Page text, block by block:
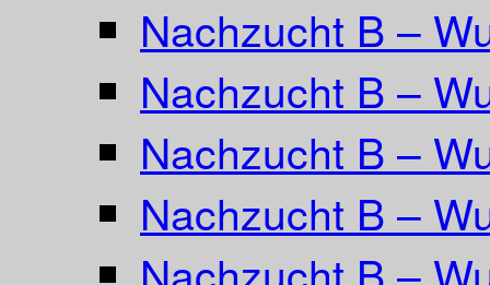
Nachzucht B –
Nachzucht B –
Nachzucht B –
Nachzucht B –